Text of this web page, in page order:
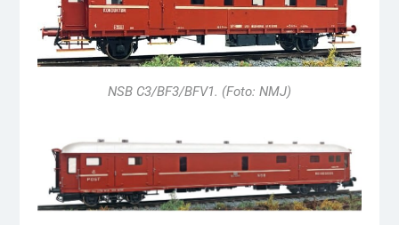
NSB C3/BF3/BFV1. (Foto: NMJ)